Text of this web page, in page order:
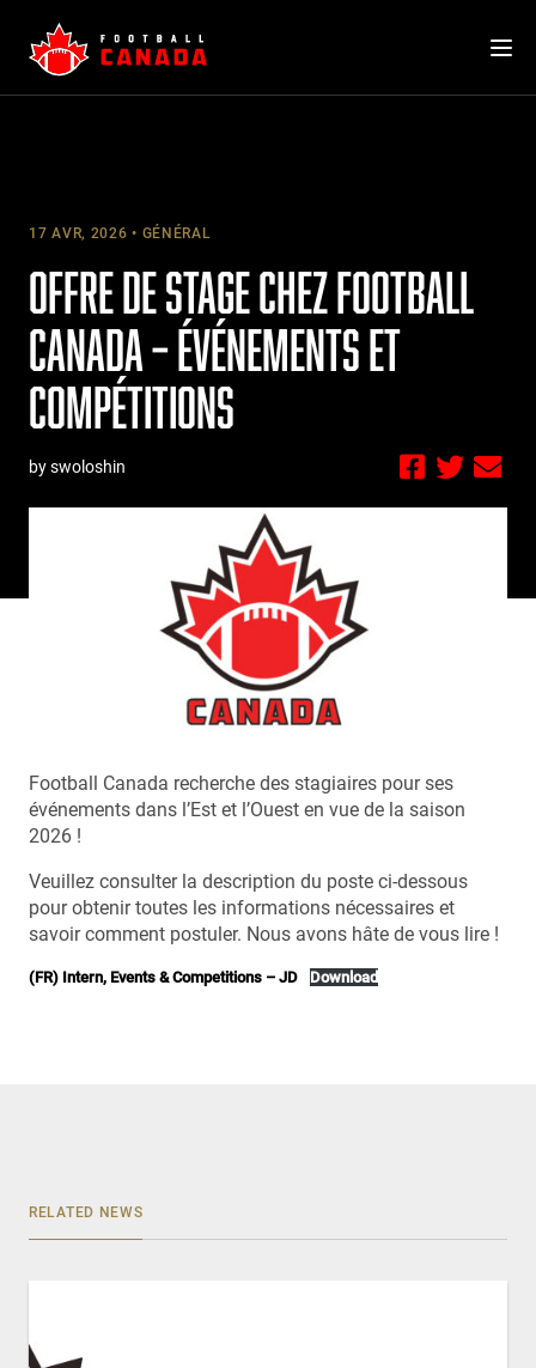
content
17 AVR, 2026 GÉNÉRAL
OFFRE DE STAGE CHEZ FOOTBALL
CANADA – ÉVÉNEMENTS ET
COMPÉTITIONS
by swoloshin
Football Canada recherche des stagiaires pour ses
événements dans l’Est et l’Ouest en vue de la saison
2026 !
Veuillez consulter la description du poste ci-dessous
pour obtenir toutes les informations nécessaires et
savoir comment postuler. Nous avons hâte de vous lire !
(FR) Intern, Events & Competitions – JD Download
RELATED NEWS